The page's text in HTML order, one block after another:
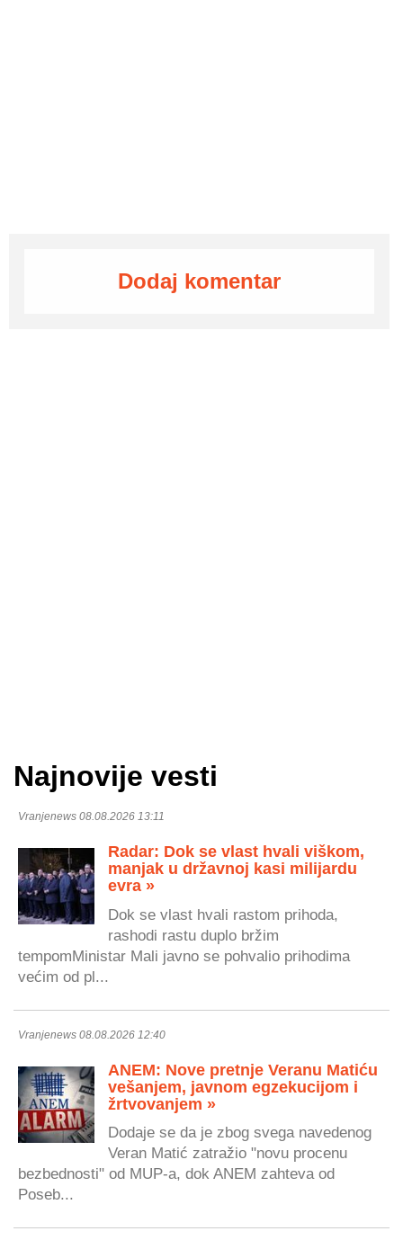
Dodaj komentar
Najnovije vesti
Vranjenews 08.08.2026 13:11
Radar: Dok se vlast hvali viškom,
manjak u državnoj kasi milijardu
evra »
Dok se vlast hvali rastom prihoda,
rashodi rastu duplo bržim
tempomMinistar Mali javno se pohvalio prihodima
većim od pl...
Vranjenews 08.08.2026 12:40
ANEM: Nove pretnje Veranu Matiću
vešanjem, javnom egzekucijom i
žrtvovanjem »
Dodaje se da je zbog svega navedenog
Veran Matić zatražio "novu procenu
bezbednosti" od MUP-a, dok ANEM zahteva od
Poseb...